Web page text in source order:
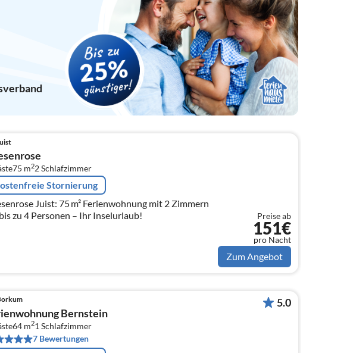
75 m22Schlafzimmer
Stornierung
Juist: 75 m² Ferienwohnung mit 2 Zimmern
zu 4 Personen – Ihr Inselurlaub!
Preise ab
151€
pro Nacht
Zum Angebot
Bernstein
64 m21 Schlafzimmer
7 Bewertungen
5.0